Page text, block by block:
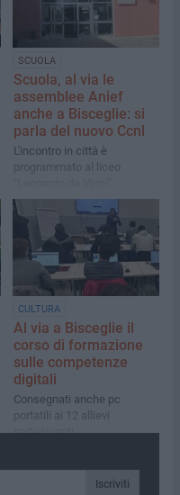
SCUOLA
Scuola, al via le
assemblee Anief
anche a Bisceglie: si
parla del nuovo Ccnl
L'incontro in città è
programmato al liceo
CULTURA
Al via a Bisceglie il
corso di formazione
sulle competenze
digitali
Consegnati anche pc
portatili ai 12 allievi
partecipanti
Iscriviti